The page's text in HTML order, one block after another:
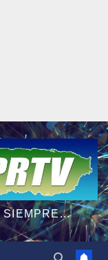
SIEMPRE...